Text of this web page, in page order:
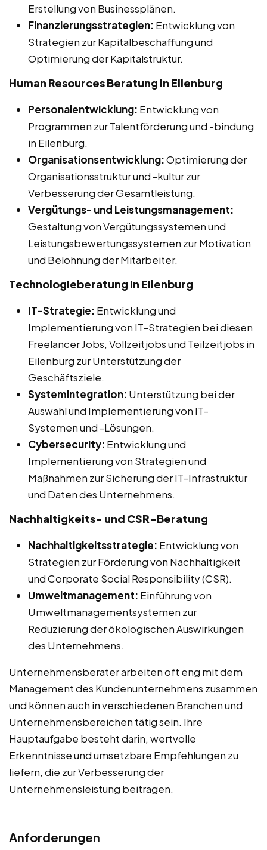
Erstellung von Businessplänen.
Finanzierungsstrategien: Entwicklung von
Strategien zur Kapitalbeschaffung und
Optimierung der Kapitalstruktur.
Human Resources Beratung in Eilenburg
Personalentwicklung: Entwicklung von
Programmen zur Talentförderung und -bindung
in Eilenburg.
Organisationsentwicklung:Optimierung der
Organisationsstruktur und -kultur zur
Verbesserung der Gesamtleistung.
Vergütungs- und Leistungsmanagement:
Gestaltung von Vergütungssystemen und
Leistungsbewertungssystemen zur Motivation
und Belohnung der Mitarbeiter.
Technologieberatung in Eilenburg
IT-Strategie: Entwicklung und
Implementierung von IT-Strategien bei diesen
Freelancer Jobs, Vollzeitjobs und Teilzeitjobs in
Eilenburg zur Unterstützung der
Geschäftsziele.
Systemintegration: Unterstützung bei der
Auswahl und Implementierung von IT-
Systemen und -Lösungen.
Cybersecurity: Entwicklung und
Implementierung von Strategien und
Maßnahmen zur Sicherung der IT-Infrastruktur
und Daten des Unternehmens.
Nachhaltigkeits- und CSR-Beratung
Nachhaltigkeitsstrategie: Entwicklung von
Strategien zur Förderung von Nachhaltigkeit
und Corporate Social Responsibility (CSR).
Umweltmanagement: Einführung von
Umweltmanagementsystemen zur
Reduzierung der ökologischen Auswirkungen
des Unternehmens.
Unternehmensberater arbeiten oft eng mit dem
Management des Kundenunternehmens zusammen
und können auch in verschiedenen Branchen und
Unternehmensbereichen tätig sein. Ihre
Hauptaufgabe besteht darin, wertvolle
Erkenntnisse und umsetzbare Empfehlungen zu
liefern, die zur Verbesserung der
Unternehmensleistung beitragen.
Anforderungen